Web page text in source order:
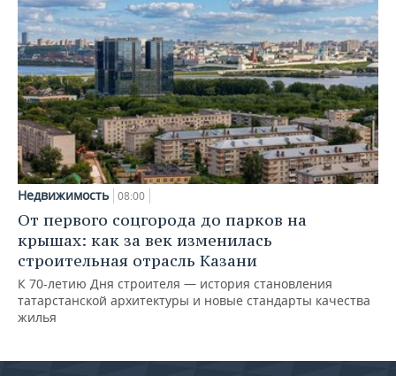
Недвижимость 08:00
От первого соцгорода до парков на
крышах: как за век изменилась
строительная отрасль Казани
К 70-летию Дня строителя — история становления
татарстанской архитектуры и новые стандарты качества
жилья